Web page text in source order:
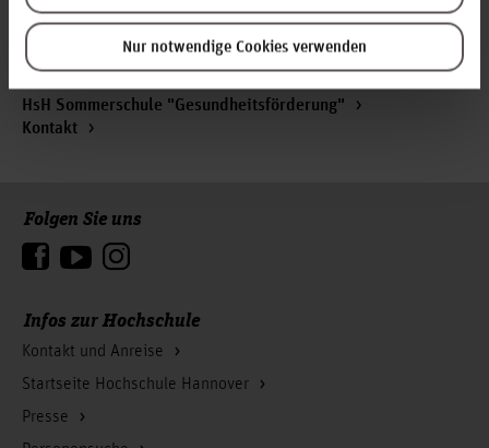
Nur notwendige Cookies verwenden
Aktuelles
Wege ins Ausland / Outgoings
Internationale Studierende
HsH Sommerschule "Gesundheitsförderung"
Kontakt
Infos zur Hochschule
Kontakt und Anreise
Startseite Hochschule Hannover
Presse
Folgen Sie uns